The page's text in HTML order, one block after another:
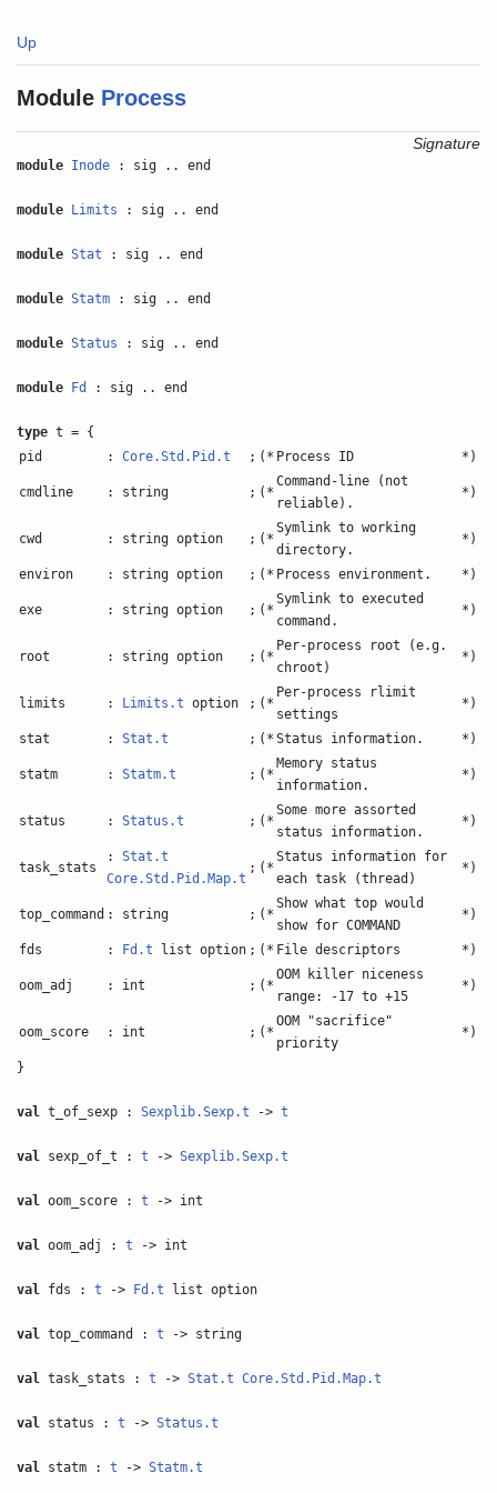
Up
Module Process
Signature
module Inode : sig .. end
module Limits : sig .. end
module Stat : sig .. end
module Statm : sig .. end
module Status : sig .. end
module Fd : sig .. end
type t = {
pid
:Core.Std.Pid.t ; (* Process ID *)
cmdline : string ; (*
Command-line (not
reliable).
*)
cwd : string option ; (*
Symlink to working
directory.
*)
environ : string option ; (* Process environment. *)
exe : string option ; (*
Symlink to executed
command.
*)
root : string option ; (*
Per-process root (e.g.
chroot)
*)
limits : Limits.t option ; (*
Per-process rlimit
settings
*)
stat :Stat.t ; (* Status information. *)
statm :Statm.t ; (*
Memory status
information.
*)
status :Status.t ; (*
Some more assorted
status information.
*)
task_stats
:Stat.t
Core.Std.Pid.Map.t
; (*
Status information for
each task (thread)
*)
top_command : string ; (*
Show what top would
show for COMMAND
*)
fds : Fd.t list option ; (* File descriptors *)
oom_adj : int ; (*
OOM killer niceness
range: -17 to +15
*)
oom_score : int ; (*
OOM "sacrifice"
priority
*)
}
val t_of_sexp :Sexplib.Sexp.t ->t
val sexp_of_t :t ->Sexplib.Sexp.t
val oom_score :t -> int
val oom_adj :t -> int
val fds :t -> Fd.t list option
val top_command :t -> string
val task_stats :t ->Stat.t Core.Std.Pid.Map.t
val status :t ->Status.t
val statm :t ->Statm.t